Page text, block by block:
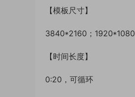
【模板尺寸】
3840*2160；1920*1080
【时间长度】
0:20，可循环